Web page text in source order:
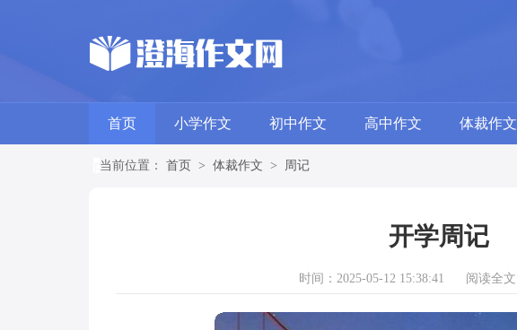
首页 小学作文 初中作文 高中作文 体裁作文
当前位置： 首页 > 体裁作文 > 周记
开学周记
时间：2025-05-12 15:38:41 阅读全文